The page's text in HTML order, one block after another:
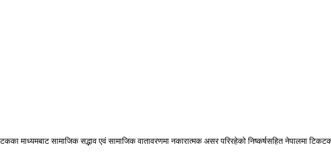
माध्यमबाट सामाजिक सद्भाव एवं सामाजिक वातावरणमा नकारात्मक असर परिरहेको निष्कर्षसहित नेपालमा